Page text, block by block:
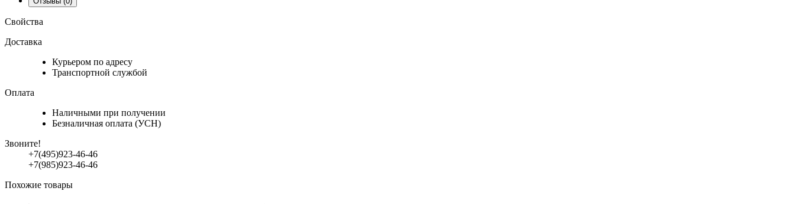
Свойства
Доставка
Курьером по адресу
Транспортной службой
Оплата
Наличными при получении
Безналичная оплата (УСН)
Звоните!
+7(495)923-46-46
+7(985)923-46-46
Похожие товары